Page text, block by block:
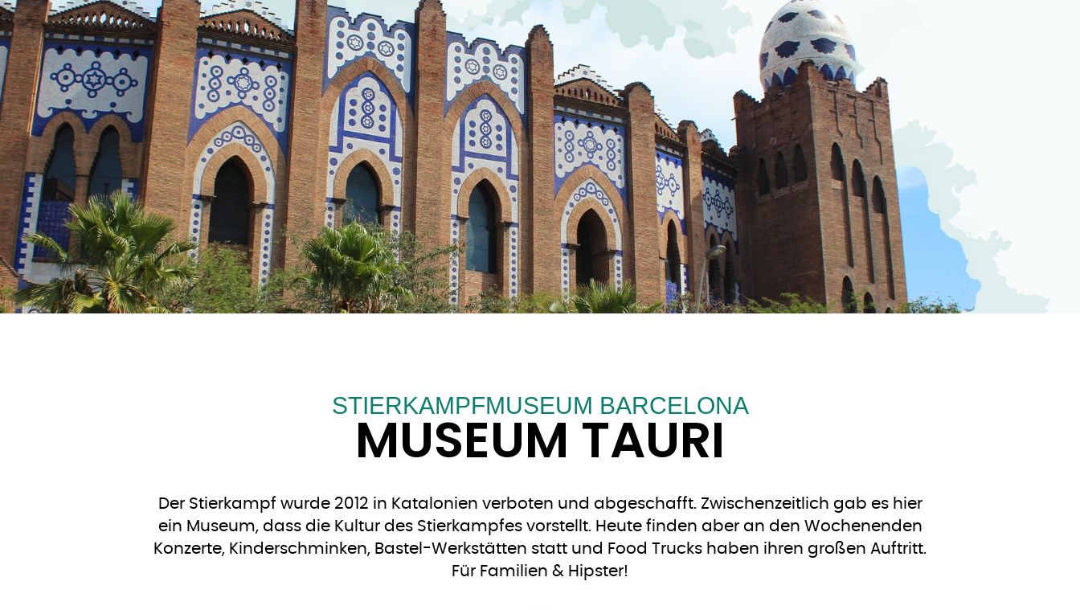
STIERKAMPFMUSEUM BARCELONA
MUSEUM TAURI
Der Stierkampf wurde 2012 in Katalonien verboten und abgeschafft. Zwischenzeitlich gab es hier
ein Museum, dass die Kultur des Stierkampfes vorstellt. Heute finden aber an den Wochenenden
Konzerte, Kinderschminken, Bastel-Werkstätten statt und Food Trucks haben ihren großen Auftritt.
Für Familien & Hipster!